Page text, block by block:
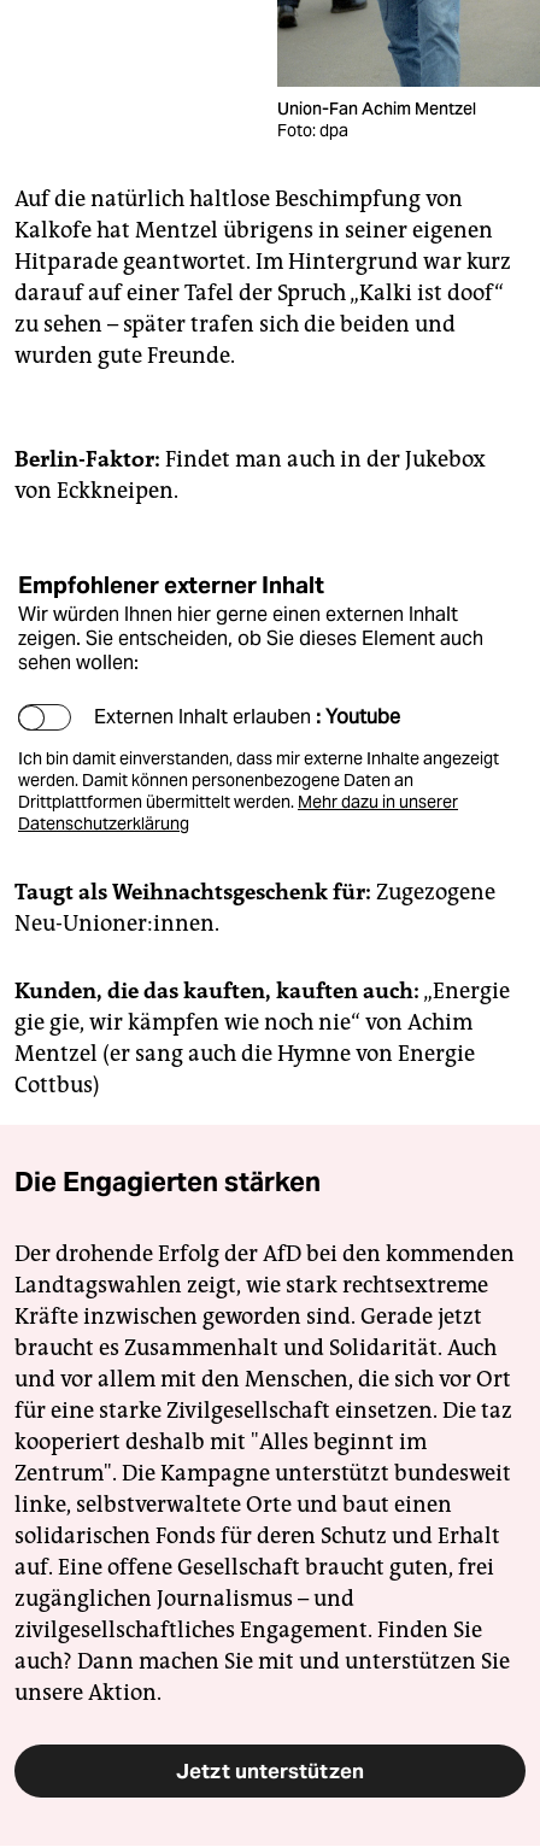
Union-Fan Achim Mentzel
Foto: dpa
Auf die natürlich haltlose Beschimpfung von
Kalkofe hat Mentzel übrigens in seiner eigenen
Hitparade geantwortet. Im Hintergrund war kurz
darauf auf einer Tafel der Spruch „Kalki ist doof“
zu sehen – später trafen sich die beiden und
wurden gute Freunde.
Berlin-Faktor: Findet man auch in der Jukebox
von Eckkneipen.
Empfohlener externer Inhalt
Wir würden Ihnen hier gerne einen externen Inhalt
zeigen. Sie entscheiden, ob Sie dieses Element auch
sehen wollen:
Externen Inhalt erlauben : Youtube
Ich bin damit einverstanden, dass mir externe Inhalte angezeigt
werden. Damit können personenbezogene Daten an
Drittplattformen übermittelt werden. Mehr dazu in unserer
Datenschutzerklärung
Taugt als Weihnachtsgeschenk für: Zugezogene
Neu-­U­nio­ne­r:in­nen.
Kunden, die das kauften, kauften auch: „Energie
gie gie, wir kämpfen wie noch nie“ von Achim
Mentzel (er sang auch die Hymne von Energie
Cottbus)
Die Engagierten stärken
Der drohende Erfolg der AfD bei den kommenden
Landtagswahlen zeigt, wie stark rechtsextreme
Kräfte inzwischen geworden sind. Gerade jetzt
braucht es Zusammenhalt und Solidarität. Auch
und vor allem mit den Menschen, die sich vor Ort
für eine starke Zivilgesellschaft einsetzen. Die taz
kooperiert deshalb mit "Alles beginnt im
Zentrum". Die Kampagne unterstützt bundesweit
linke, selbstverwaltete Orte und baut einen
solidarischen Fonds für deren Schutz und Erhalt
auf. Eine offene Gesellschaft braucht guten, frei
zugänglichen Journalismus – und
zivilgesellschaftliches Engagement. Finden Sie
auch? Dann machen Sie mit und unterstützen Sie
unsere Aktion.
Jetzt unterstützen